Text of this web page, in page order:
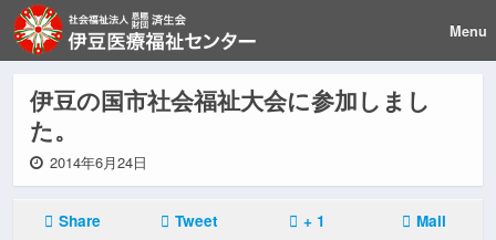
Menu
伊豆の国市社会福祉大会に参加しまし
た。
2014年6月24日
Share Tweet + 1 Mail